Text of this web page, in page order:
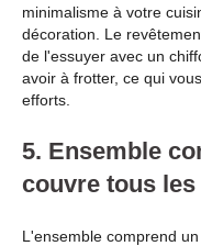
minimalisme à votre
décoration. Le
de l'essuyer avec un
avoir à frotter, ce qui
efforts.
5. Ensemble
couvre tous
L'ensemble comprend